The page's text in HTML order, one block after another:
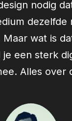
nodig
dezelfde
wat is
een sterk
Alles over